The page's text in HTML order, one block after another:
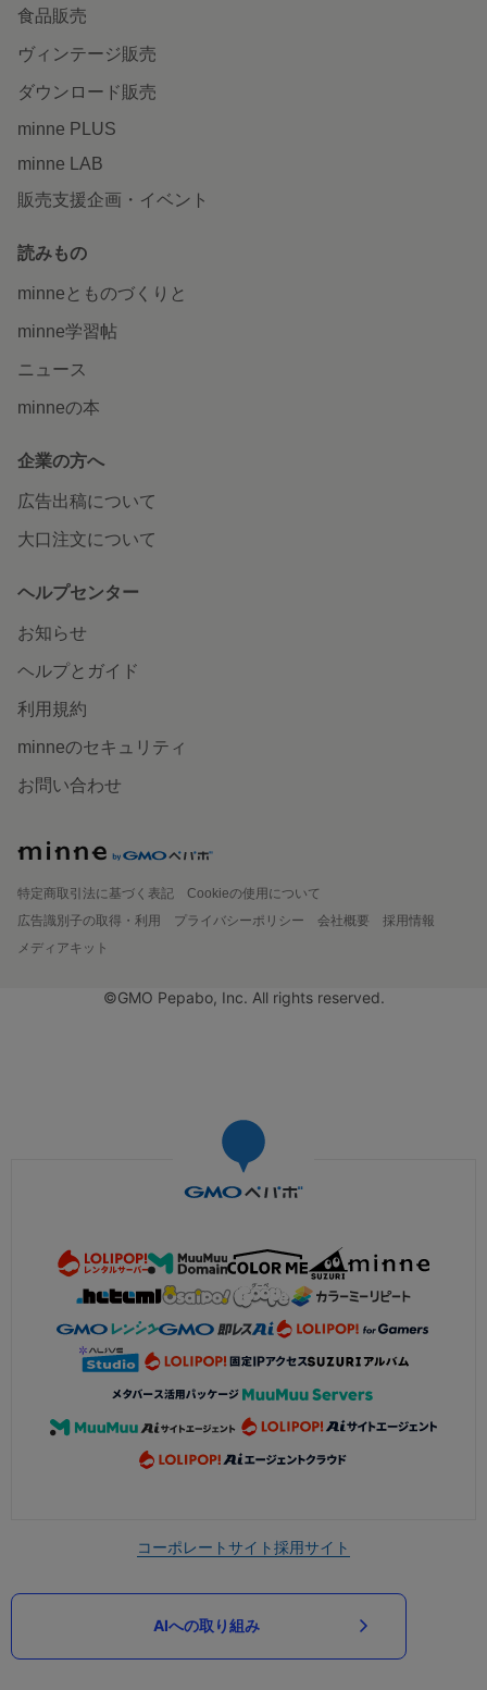
食品販売
ヴィンテージ販売
ダウンロード販売
minne PLUS
minne LAB
販売支援企画・イベント
読みもの
minneとものづくりと
minne学習帖
ニュース
minneの本
企業の方へ
広告出稿について
大口注文について
ヘルプセンター
お知らせ
ヘルプとガイド
利用規約
minneのセキュリティ
お問い合わせ
特定商取引法に基づく表記
Cookieの使用について
広告識別子の取得・利用
プライバシーポリシー 会社概要
採用情報
メディアキット
©GMO Pepabo, Inc. All rights reserved.
コーポレートサイト採用サイト
AIへの取り組み